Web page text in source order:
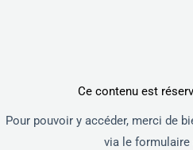
Ce contenu est
Pour pouvoir y accéder, merci de
via le formulaire